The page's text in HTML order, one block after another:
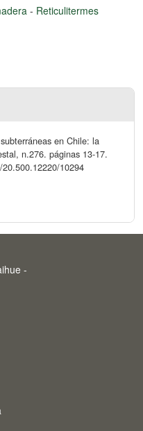
- Reticulitermes
en Chile: la
n.276. páginas 13-17.
10294
-